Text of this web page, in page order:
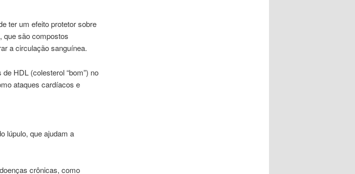
ter um efeito protetor sobre
que são compostos
a circulação sanguínea.
HDL (colesterol “bom”) no
ataques cardíacos e
lúpulo, que ajudam a
crônicas, como